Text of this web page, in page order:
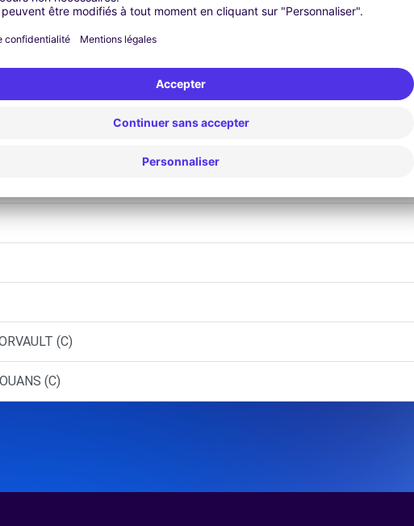
(O)
- BOUAYE (C)
(C)
(C)